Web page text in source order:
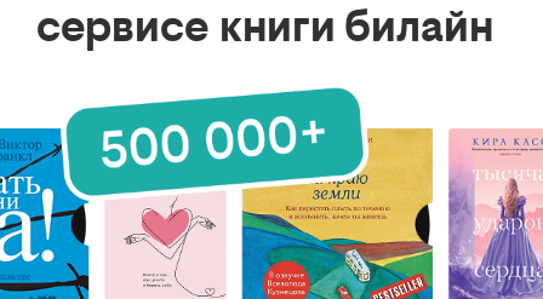
сервисе книги билайн